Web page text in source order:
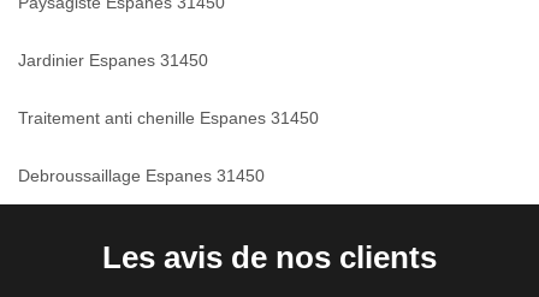
Jardinier Espanes 31450
Traitement anti chenille Espanes 31450
Debroussaillage Espanes 31450
Les avis de nos clients